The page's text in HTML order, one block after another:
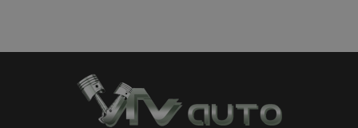
Strictement nécessaires
Performance